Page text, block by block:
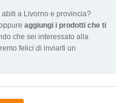
a Livorno e provincia?
aggiungi i prodotti che ti
che sei interessato alla
felici di inviarti un